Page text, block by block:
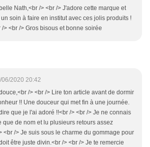
Nath,<br /> <br /> J'adore cette marque et
soin à faire en institut avec ces jolis produits !
/> <br /> Gros bisous et bonne soirée
06/2020 20:42
/> <br /> Lire ton article avant de dormir
!! Une douceur qui met fin à une journée.
que je l'ai adoré !!<br /> <br /> Je ne connais
que de nom et lu plusieurs retours assez
<br /> Je suis sous le charme du gommage pour
être juste divin.<br /> <br /> Je te remercie